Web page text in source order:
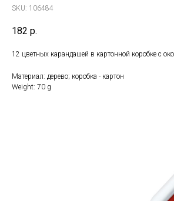
SKU: 106484
182 р.
12 цветных карандашей в картонной коробке с
Материал: дерево; коробка - картон
Weight: 70 g